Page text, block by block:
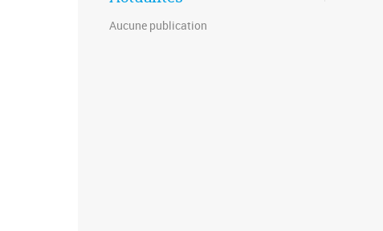
Aucune publication